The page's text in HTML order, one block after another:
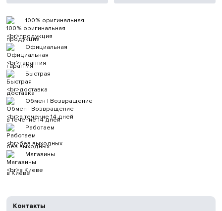
100% оригинальная
продукция
Официальная
гарантия
Быстрая
доставка
Обмен | Возвращение
в течение 14 дней
Работаем
без выходных
Магазины
в Киеве
Контакты